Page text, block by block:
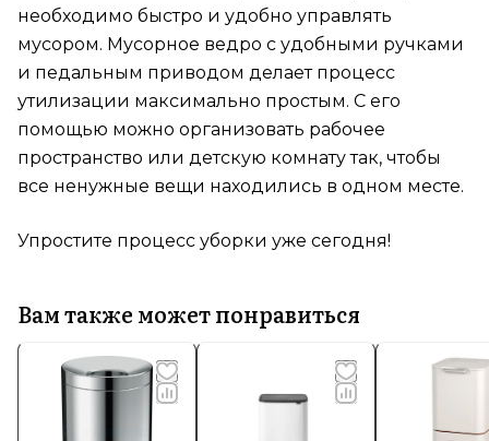
необходимо быстро и удобно управлять
мусором. Мусорное ведро с удобными ручками
и педальным приводом делает процесс
утилизации максимально простым. С его
помощью можно организовать рабочее
пространство или детскую комнату так, чтобы
все ненужные вещи находились в одном месте.
Упростите процесс уборки уже сегодня!
Вам также может понравиться